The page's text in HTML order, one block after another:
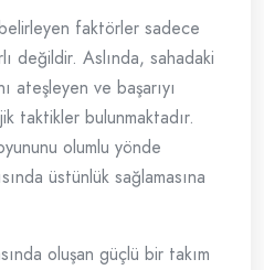
faktörler sadece
değildir. Aslında, sahadaki
ateşleyen ve başarıyı
taktikler bulunmaktadır.
olumlu yönde
üstünlük sağlamasına
oluşan güçlü bir takım